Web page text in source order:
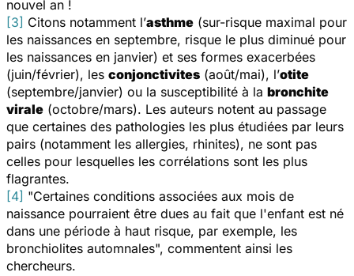
nouvel an !
[3] Citons notamment l’asthme (sur-risque maximal pour
les naissances en septembre, risque le plus diminué pour
les naissances en janvier) et ses formes exacerbées
(juin/février), les conjonctivites (août/mai), l’otite
(septembre/janvier) ou la susceptibilité à la bronchite
virale (octobre/mars). Les auteurs notent au passage
que certaines des pathologies les plus étudiées par leurs
pairs (notamment les allergies, rhinites), ne sont pas
celles pour lesquelles les corrélations sont les plus
flagrantes.
[4] "Certaines conditions associées aux mois de
naissance pourraient être dues au fait que l'enfant est né
dans une période à haut risque, par exemple, les
bronchiolites automnales", commentent ainsi les
chercheurs.